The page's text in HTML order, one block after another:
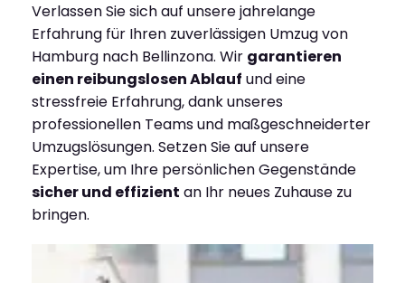
Verlassen Sie sich auf unsere jahrelange
Erfahrung für Ihren zuverlässigen Umzug von
Hamburg nach Bellinzona. Wir garantieren
einen reibungslosen Ablauf und eine
stressfreie Erfahrung, dank unseres
professionellen Teams und maßgeschneiderter
Umzugslösungen. Setzen Sie auf unsere
Expertise, um Ihre persönlichen Gegenstände
sicher und effizient an Ihr neues Zuhause zu
bringen.